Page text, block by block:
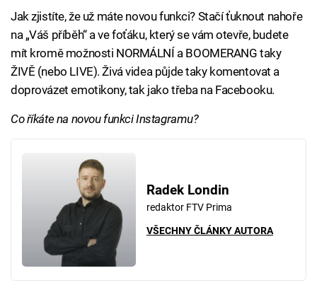
Jak zjistíte, že už máte novou funkci? Stačí ťuknout nahoře
na „Váš příběh“ a ve foťáku, který se vám otevře, budete
mít kromě možnosti NORMÁLNÍ a BOOMERANG taky
ŽIVĚ (nebo LIVE). Živá videa půjde taky komentovat a
doprovázet emotikony, tak jako třeba na Facebooku.
Co říkáte na novou funkci Instagramu?
Radek Londin
redaktor FTV Prima
VŠECHNY ČLÁNKY AUTORA